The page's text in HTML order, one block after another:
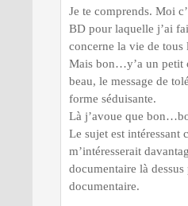
Je te comprends. Moi
BD pour laquelle j’ai
concerne la vie de tous
Mais bon…y’a un petit
beau, le message de
forme séduisante.
Là j’avoue que
Le sujet est intéressant
m’intéresserait
documentaire là
documentaire.